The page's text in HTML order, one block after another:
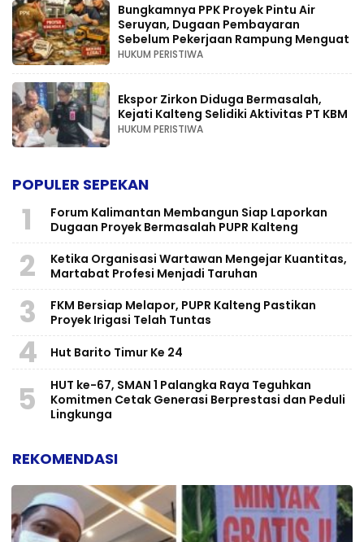
Bungkamnya PPK Proyek Pintu Air
Seruyan, Dugaan Pembayaran
Sebelum Pekerjaan Rampung Menguat
HUKUM PERISTIWA
Ekspor Zirkon Diduga Bermasalah,
Kejati Kalteng Selidiki Aktivitas PT KBM
HUKUM PERISTIWA
POPULER SEPEKAN
1
Forum Kalimantan Membangun Siap Laporkan
Dugaan Proyek Bermasalah PUPR Kalteng
2
Ketika Organisasi Wartawan Mengejar Kuantitas,
Martabat Profesi Menjadi Taruhan
3
FKM Bersiap Melapor, PUPR Kalteng Pastikan
Proyek Irigasi Telah Tuntas
4 Hut Barito Timur Ke 24
5
HUT ke-67, SMAN 1 Palangka Raya Teguhkan
Komitmen Cetak Generasi Berprestasi dan Peduli
Lingkunga
REKOMENDASI